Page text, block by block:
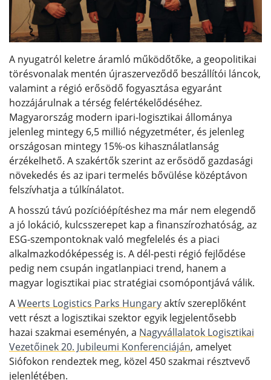
A nyugatról keletre áramló működőtőke, a geopolitikai
törésvonalak mentén újraszerveződő beszállítói láncok,
valamint a régió erősödő fogyasztása egyaránt
hozzájárulnak a térség felértékelődéséhez.
Magyarország modern ipari-logisztikai állománya
jelenleg mintegy 6,5 millió négyzetméter, és jelenleg
országosan mintegy 15%-os kihasználatlanság
érzékelhető. A szakértők szerint az erősödő gazdasági
növekedés és az ipari termelés bővülése középtávon
felszívhatja a túlkínálatot.
A hosszú távú pozícióépítéshez ma már nem elegendő
a jó lokáció, kulcsszerepet kap a finanszírozhatóság, az
ESG-szempontoknak való megfelelés és a piaci
alkalmazkodóképesség is. A dél-pesti régió fejlődése
pedig nem csupán ingatlanpiaci trend, hanem a
magyar logisztikai piac stratégiai csomópontjává válik.
AWeerts Logistics Parks Hungaryaktív szereplőként
vett részt a logisztikai szektor egyik legjelentősebb
hazai szakmai eseményén, a Nagyvállalatok Logisztikai
Vezetőinek 20. Jubileumi Konferenciáján, amelyet
Siófokon rendeztek meg, közel 450 szakmai résztvevő
jelenlétében.